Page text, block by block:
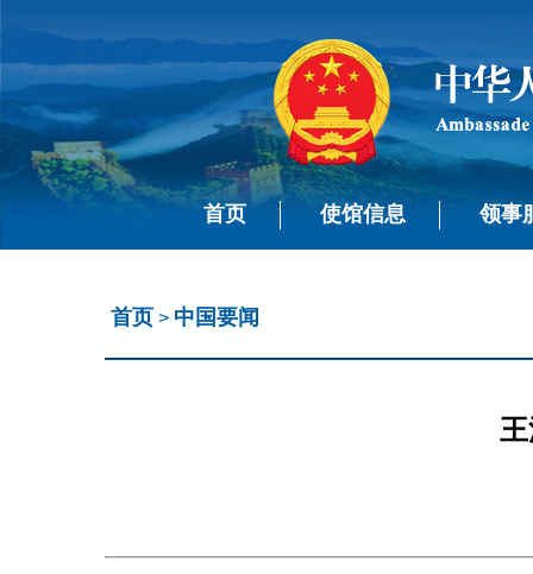
首页 使馆信息 领事
首页 > 中国要闻